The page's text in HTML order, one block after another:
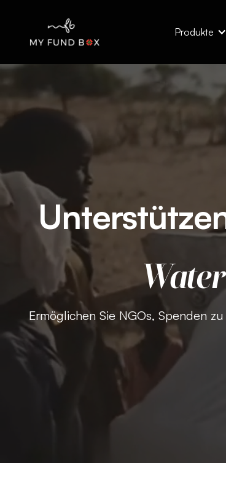
Produkte
Ermöglichen Sie NGOs, Spenden